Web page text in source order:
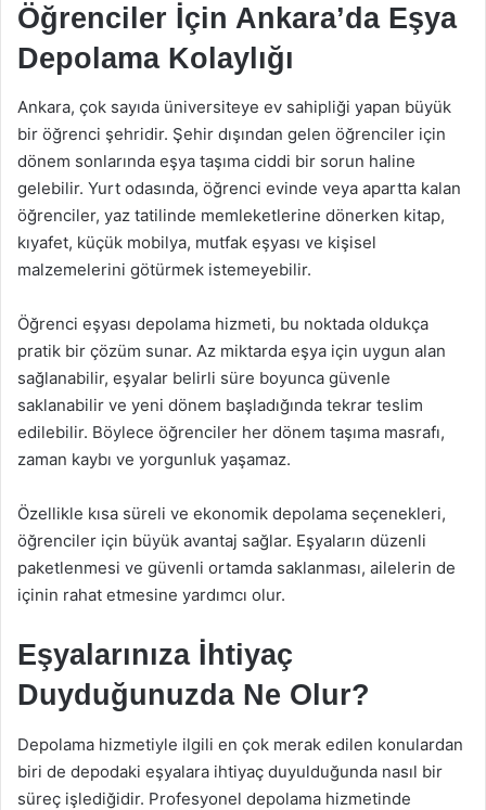
Öğrenciler İçin Ankara’da Eşya
Depolama Kolaylığı
Ankara, çok sayıda üniversiteye ev sahipliği yapan büyük
bir öğrenci şehridir. Şehir dışından gelen öğrenciler için
dönem sonlarında eşya taşıma ciddi bir sorun haline
gelebilir. Yurt odasında, öğrenci evinde veya apartta kalan
öğrenciler, yaz tatilinde memleketlerine dönerken kitap,
kıyafet, küçük mobilya, mutfak eşyası ve kişisel
malzemelerini götürmek istemeyebilir.
Öğrenci eşyası depolama hizmeti, bu noktada oldukça
pratik bir çözüm sunar. Az miktarda eşya için uygun alan
sağlanabilir, eşyalar belirli süre boyunca güvenle
saklanabilir ve yeni dönem başladığında tekrar teslim
edilebilir. Böylece öğrenciler her dönem taşıma masrafı,
zaman kaybı ve yorgunluk yaşamaz.
Özellikle kısa süreli ve ekonomik depolama seçenekleri,
öğrenciler için büyük avantaj sağlar. Eşyaların düzenli
paketlenmesi ve güvenli ortamda saklanması, ailelerin de
içinin rahat etmesine yardımcı olur.
Eşyalarınıza İhtiyaç
Duyduğunuzda Ne Olur?
Depolama hizmetiyle ilgili en çok merak edilen konulardan
biri de depodaki eşyalara ihtiyaç duyulduğunda nasıl bir
süreç işlediğidir. Profesyonel depolama hizmetinde